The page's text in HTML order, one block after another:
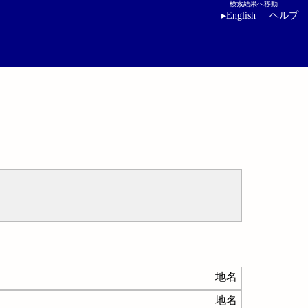
検索結果へ移動
▸English ヘルプ
地名
地名